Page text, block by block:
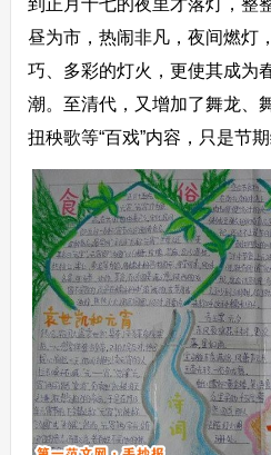
到正月十七的夜里才落灯，整
昼为市，热闹非凡，夜间燃灯
巧、多彩的灯火，更使其成为
潮。至清代，又增加了舞龙、
扭秧歌等“百戏”内容，只是节